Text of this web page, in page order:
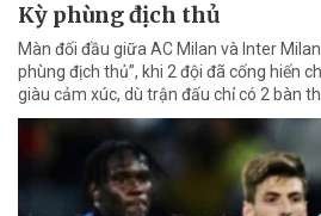
Kỳ phùng địch thủ
Màn đối đầu giữa AC Milan và Inter
phùng địch thủ”, khi 2 đội đã cống hiến
giàu cảm xúc, dù trận đấu chỉ có 2 bàn